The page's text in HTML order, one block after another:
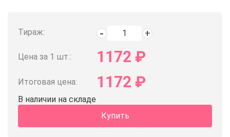
Тираж:
Цена за 1 шт.: 1172 ₽
Итоговая цена: 1172 ₽
В наличии на складе
Купить